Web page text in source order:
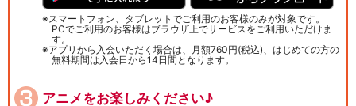
スマートフォン、タブレットでご利用のお客様のみが対象です。
PCでご利用のお客様はブラウザ上でサービスをご利用いただけま
す。
アプリから入会いただく場合は、月額760円(税込)、はじめての方の
無料期間は入会日から14日間となります。
アニメをお楽しみください♪